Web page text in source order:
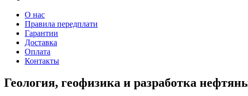
О нас
Правила передплати
Гарантии
Доставка
Оплата
Контакты
Геология, геофизика и разработка